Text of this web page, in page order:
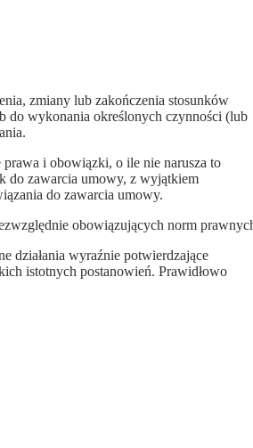
zmiany lub zakończenia stosunków
do wykonania określonych czynności (lub
prawa i obowiązki, o ile nie narusza to
do zawarcia umowy, z wyjątkiem
do zawarcia umowy.
obowiązujących norm
działania wyraźnie potwierdzające
istotnych postanowień. Prawidłowo